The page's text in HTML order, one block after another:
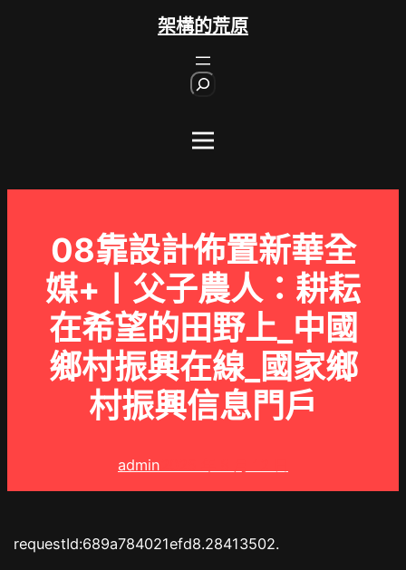
架構的荒原
08靠設計佈置新華全
媒+丨父子農人：耕耘
在希望的田野上_中國
鄉村振興在線_國家鄉
村振興信息門戶
admin
requestId:689a784021efd8.28413502.